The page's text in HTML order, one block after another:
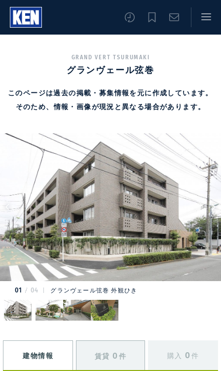
GRAND VERT TSURUMAKI
グランヴェール弦巻
このページは過去の掲載・募集情報を元に作成しています。
そのため、情報・画像が現況と異なる場合があります。
01 04 グランヴェール弦巻 外観ひき
建物情報 賃貸 0 件 購入 0 件